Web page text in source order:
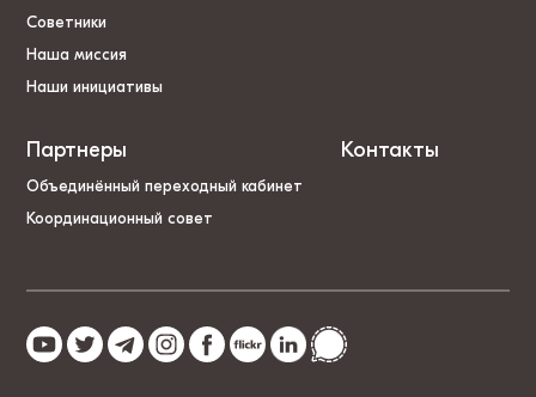
Советники
Наша миссия
Наши инициативы
Партнеры
Объединённый переходный кабинет
Координационный совет
Контакты